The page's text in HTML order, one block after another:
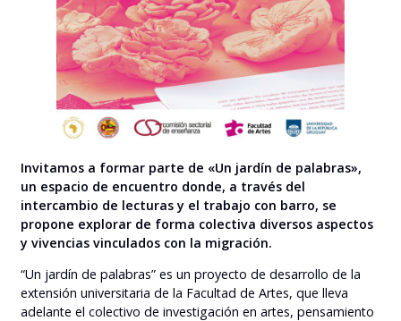
Invitamos a formar parte de «Un jardín de palabras»,
un espacio de encuentro donde, a través del
intercambio de lecturas y el trabajo con barro, se
propone explorar de forma colectiva diversos aspectos
y vivencias vinculados con la migración.
“Un jardín de palabras” es un proyecto de desarrollo de la
extensión universitaria de la Facultad de Artes, que lleva
adelante el colectivo de investigación en artes, pensamiento